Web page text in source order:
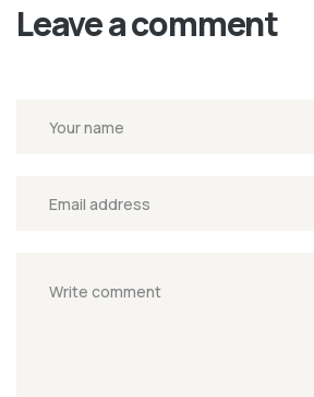
Leave a comment